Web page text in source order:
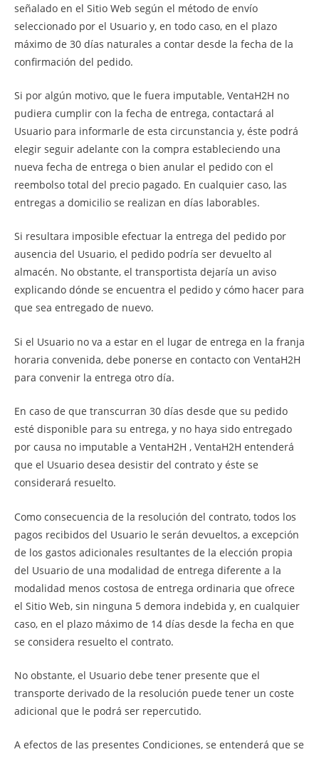
señalado en el Sitio Web según el método de envío
seleccionado por el Usuario y, en todo caso, en el plazo
máximo de 30 días naturales a contar desde la fecha de la
confirmación del pedido.
Si por algún motivo, que le fuera imputable, VentaH2H no
pudiera cumplir con la fecha de entrega, contactará al
Usuario para informarle de esta circunstancia y, éste podrá
elegir seguir adelante con la compra estableciendo una
nueva fecha de entrega o bien anular el pedido con el
reembolso total del precio pagado. En cualquier caso, las
entregas a domicilio se realizan en días laborables.
Si resultara imposible efectuar la entrega del pedido por
ausencia del Usuario, el pedido podría ser devuelto al
almacén. No obstante, el transportista dejaría un aviso
explicando dónde se encuentra el pedido y cómo hacer para
que sea entregado de nuevo.
Si el Usuario no va a estar en el lugar de entrega en la franja
horaria convenida, debe ponerse en contacto con VentaH2H
para convenir la entrega otro día.
En caso de que transcurran 30 días desde que su pedido
esté disponible para su entrega, y no haya sido entregado
por causa no imputable a VentaH2H , VentaH2H entenderá
que el Usuario desea desistir del contrato y éste se
considerará resuelto.
Como consecuencia de la resolución del contrato, todos los
pagos recibidos del Usuario le serán devueltos, a excepción
de los gastos adicionales resultantes de la elección propia
del Usuario de una modalidad de entrega diferente a la
modalidad menos costosa de entrega ordinaria que ofrece
el Sitio Web, sin ninguna 5 demora indebida y, en cualquier
caso, en el plazo máximo de 14 días desde la fecha en que
se considera resuelto el contrato.
No obstante, el Usuario debe tener presente que el
transporte derivado de la resolución puede tener un coste
adicional que le podrá ser repercutido.
A efectos de las presentes Condiciones, se entenderá que se